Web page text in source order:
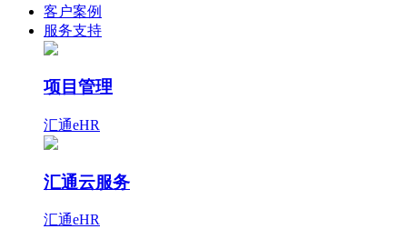
客户案例
服务支持
项目管理
汇通eHR
汇通云服务
汇通eHR